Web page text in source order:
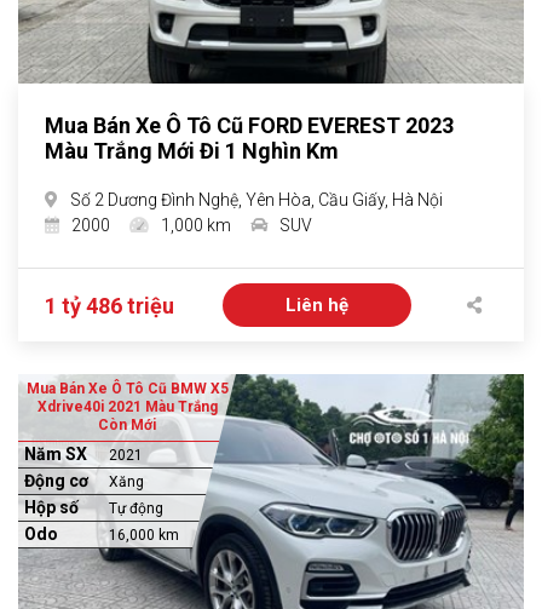
Mua Bán Xe Ô Tô Cũ FORD EVEREST 2023
Màu Trắng Mới Đi 1 Nghìn Km
Số 2 Dương Đình Nghệ, Yên Hòa, Cầu Giấy, Hà Nội
2000
1,000 km SUV
1 tỷ 486 triệu Liên hệ
Mua Bán Xe Ô Tô Cũ BMW X5
Xdrive40i 2021 Màu Trắng
Còn Mới
Năm SX 2021
Động cơ Xăng
Hộp số Tự động
Odo 16,000 km